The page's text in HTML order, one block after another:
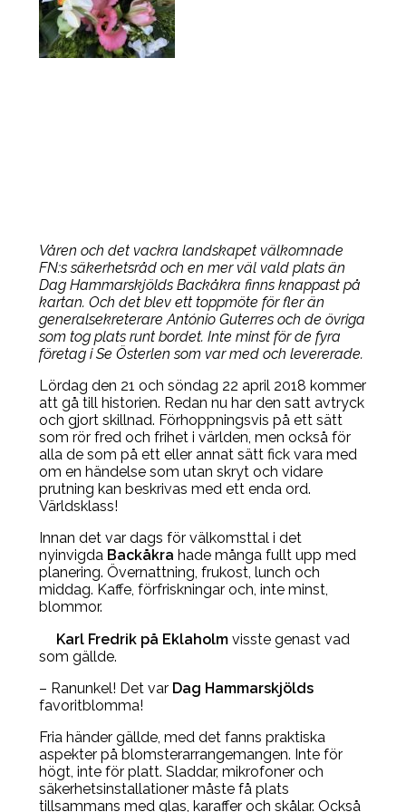
Våren och det vackra landskapet välkomnade
FN:s säkerhetsråd och en mer väl vald plats än
Dag Hammarskjölds Backåkra finns knappast på
kartan. Och det blev ett toppmöte för fler än
generalsekreterare António Guterres och de övriga
som tog plats runt bordet. Inte minst för de fyra
företag i Se Österlen som var med och levererade.
Lördag den 21 och söndag 22 april 2018 kommer
att gå till historien. Redan nu har den satt avtryck
och gjort skillnad. Förhoppningsvis på ett sätt
som rör fred och frihet i världen, men också för
alla de som på ett eller annat sätt fick vara med
om en händelse som utan skryt och vidare
prutning kan beskrivas med ett enda ord.
Världsklass!
Innan det var dags för välkomsttal i det
nyinvigda Backåkra hade många fullt upp med
planering. Övernattning, frukost, lunch och
middag. Kaffe, förfriskningar och, inte minst,
blommor.
Karl Fredrik på Eklaholm visste genast vad
som gällde.
– Ranunkel! Det var Dag Hammarskjölds
favoritblomma!
Fria händer gällde, med det fanns praktiska
aspekter på blomsterarrangemangen. Inte för
högt, inte för platt. Sladdar, mikrofoner och
säkerhetsinstallationer måste få plats
tillsammans med glas, karaffer och skålar. Också